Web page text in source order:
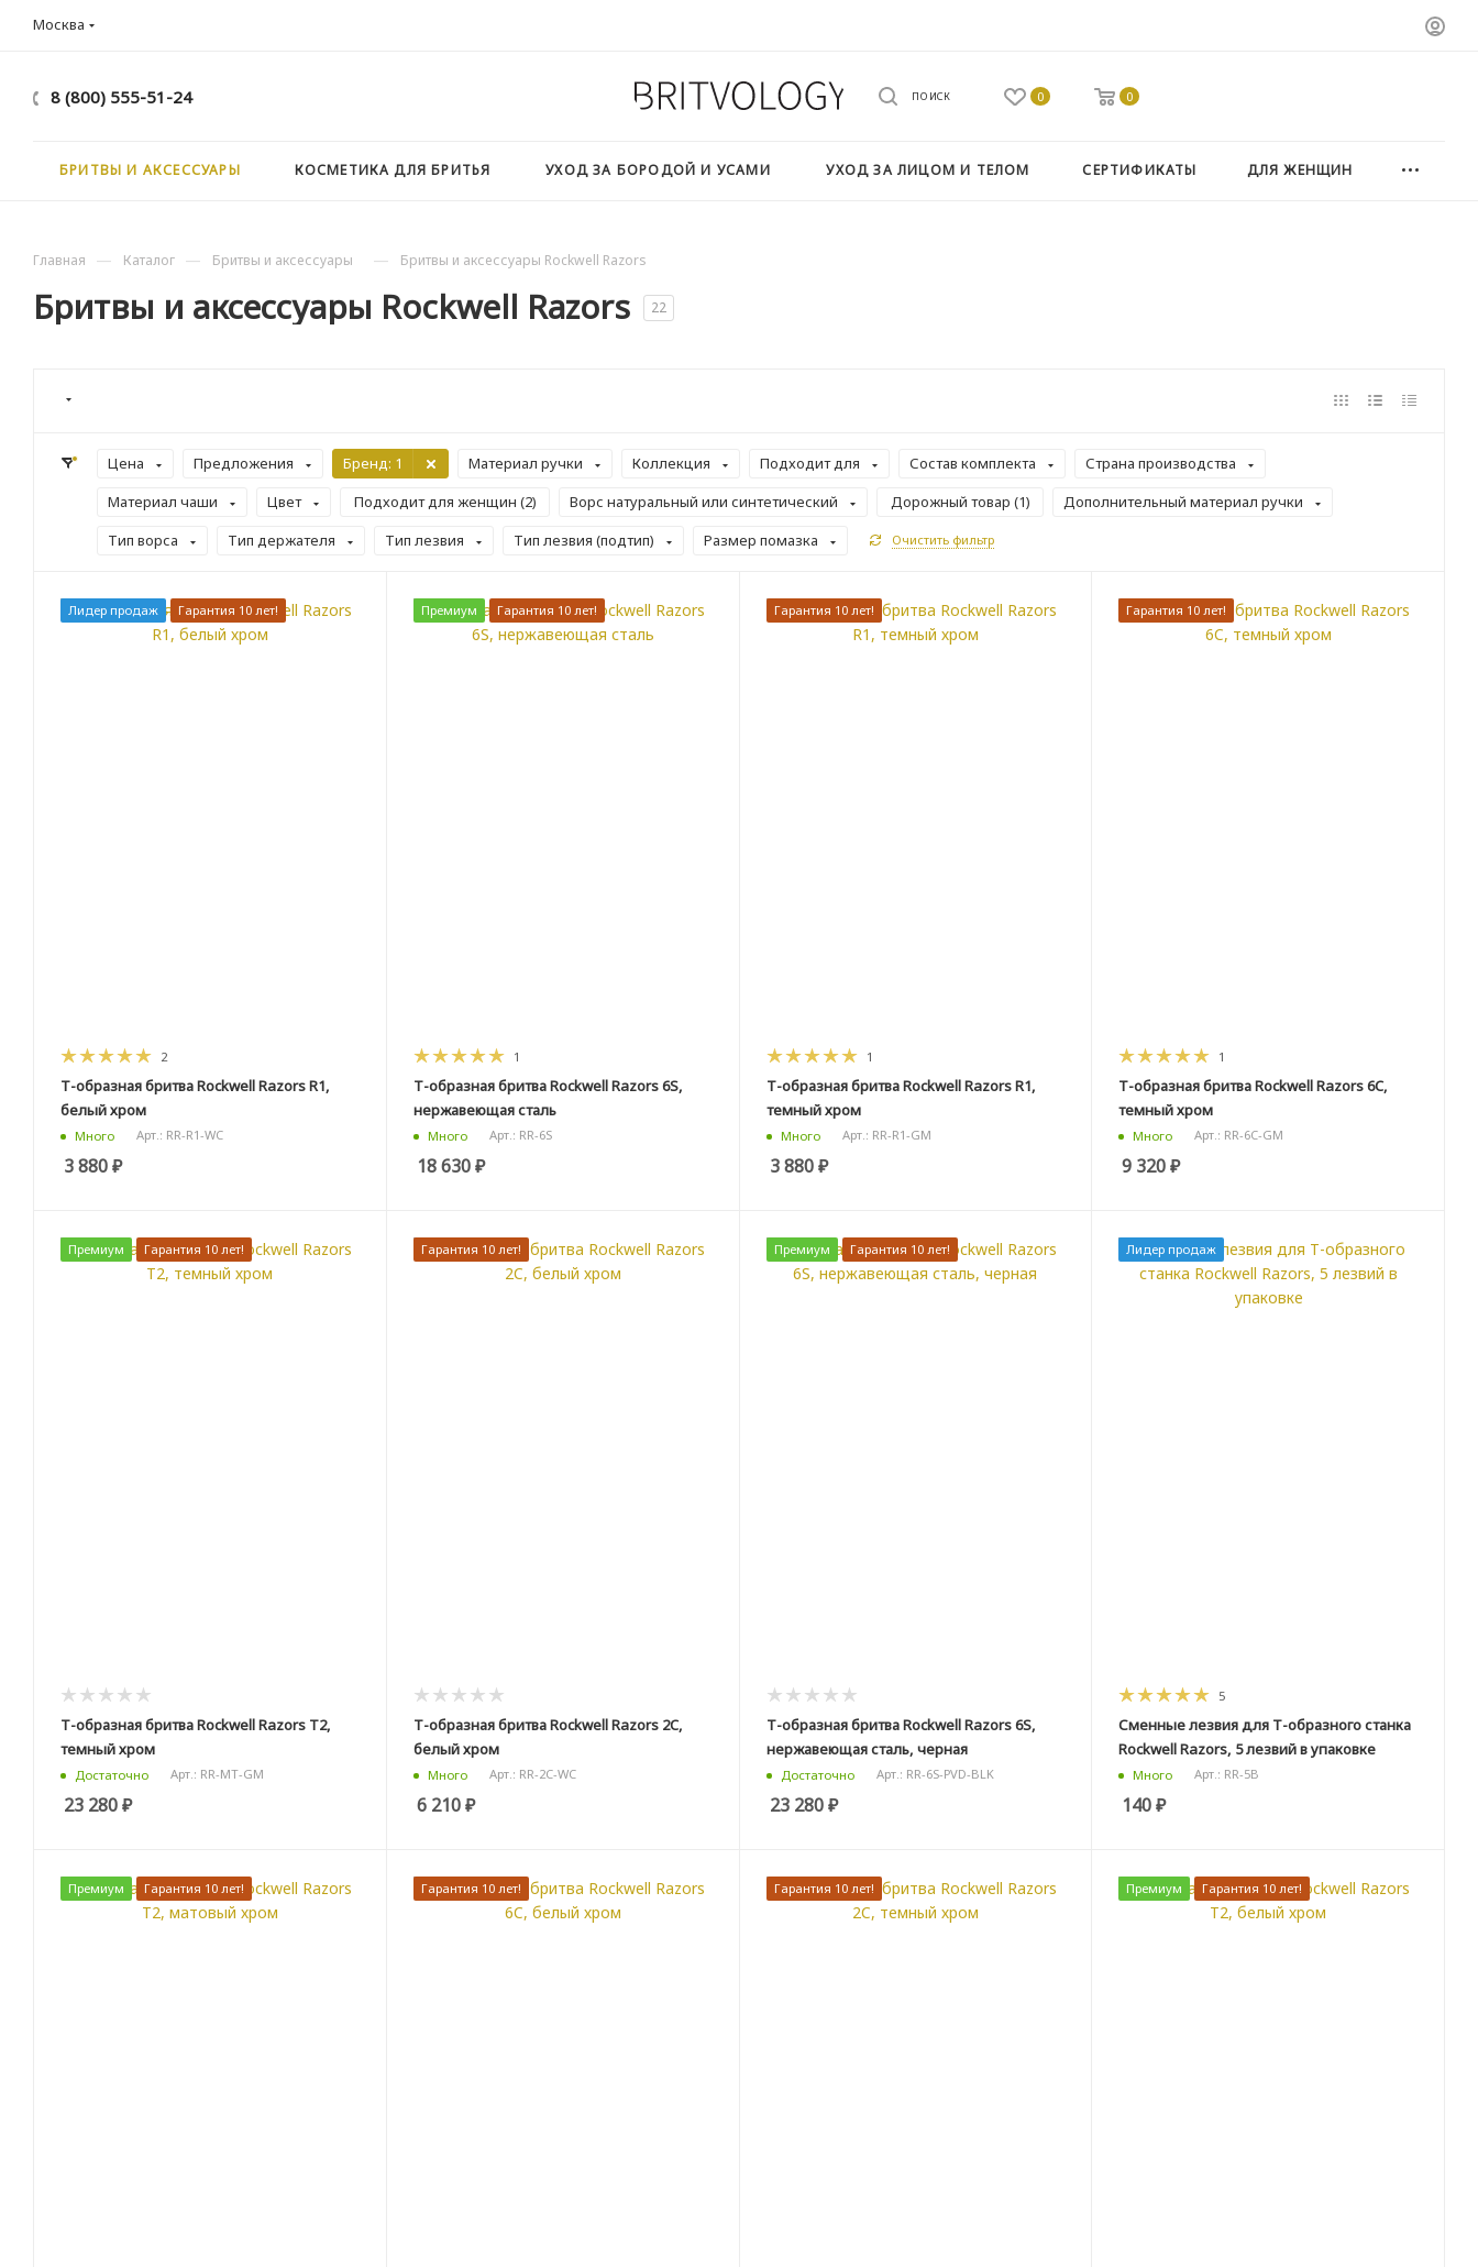
Москва
8 (800) 555-51-24 ПОИСК 0 0
БРИТВЫ И АКСЕССУАРЫ КОСМЕТИКА ДЛЯ БРИТЬЯ УХОД ЗА БОРОДОЙ И УСАМИ УХОД ЗА ЛИЦОМ И ТЕЛОМ СЕРТИФИКАТЫ ДЛЯ ЖЕНЩИН
Главная — Каталог — Бритвы и аксессуары — Бритвы и аксессуары Rockwell Razors
Бритвы и аксессуары Rockwell Razors 22
Цена Предложения Бренд: 1 Материал ручки Коллекция Подходит для Состав комплекта
Страна производства
Материал чаши
Цвет Подходит для женщин (2) Ворс натуральный или синтетический Дорожный товар (1)
Дополнительный материал ручки
Тип ворса
Тип держателя Тип лезвия Тип лезвия (подтип) Размер помазка Очистить фильтр
Лидер продаж Гарантия 10 лет!
2
Т-образная бритва Rockwell Razors R1,
белый хром
Много Арт.: RR-R1-WC
3 880₽
Премиум Гарантия 10 лет!
1
Т-образная бритва Rockwell Razors 6S,
нержавеющая сталь
Много Арт.: RR-6S
18 630₽
Гарантия 10 лет!
1
Т-образная бритва Rockwell Razors R1,
темный хром
Много Арт.: RR-R1-GM
3 880₽
Гарантия 10 лет!
1
Т-образная бритва Rockwell Razors 6C,
темный хром
Много Арт.: RR-6C-GM
9 320₽
Премиум Гарантия 10 лет!
Т-образная бритва Rockwell Razors T2,
темный хром
Достаточно Арт.: RR-MT-GM
23 280₽
Гарантия 10 лет!
Т-образная бритва Rockwell Razors 2C,
белый хром
Много Арт.: RR-2C-WC
6 210₽
Премиум Гарантия 10 лет!
Т-образная бритва Rockwell Razors 6S,
нержавеющая сталь, черная
Достаточно Арт.: RR-6S-PVD-BLK
23 280₽
Лидер продаж
5
Сменные лезвия для Т-образного станка
Rockwell Razors, 5 лезвий в упаковке
Много Арт.: RR-5B
140₽
Премиум Гарантия 10 лет! Гарантия 10 лет! Гарантия 10 лет! Премиум Гарантия 10 лет!